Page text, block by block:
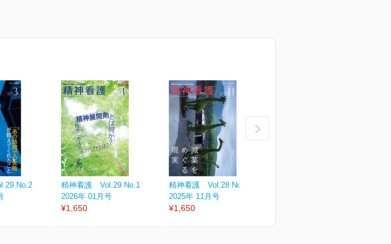
No.2
精神看護 Vol.29 No.1
2026年 01月号
¥1,650
精神看護 Vol.28 No.6
2025年 11月号
¥1,650